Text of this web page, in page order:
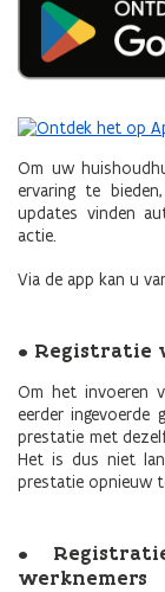
Om uw
ervaring te
updates vinden
actie.
Via de app kan u
• Registratie
Om het invoeren
eerder ingevoerde
prestatie met
Het is dus niet
prestatie opnieuw
•
werknemers